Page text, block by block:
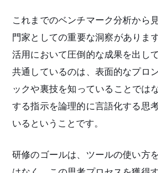
これまでのベンチマーク分析から
門家としての重要な洞察がありま
活用において圧倒的な成果を出し
共通しているのは、表面的なプロ
ックや裏技を知っていることでは
する指示を論理的に言語化する思
いるということです。
研修のゴールは、ツールの使い方